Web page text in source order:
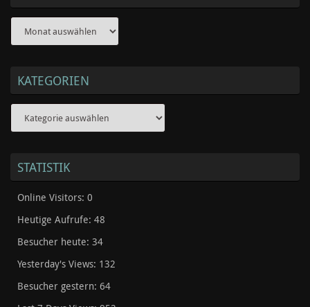
KATEGORIEN
STATISTIK
Online Visitors: 0
Heutige Aufrufe: 48
Besucher heute: 34
Yesterday's Views: 132
Besucher gestern: 64